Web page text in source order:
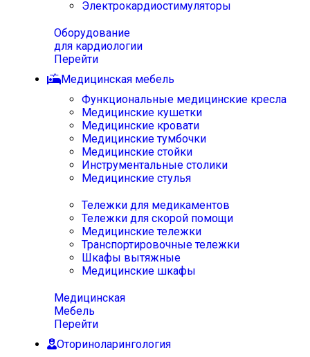
Электрокардиостимуляторы
Оборудование
для кардиологии
Перейти
Медицинская мебель
Функциональные медицинские кресла
Медицинские кушетки
Медицинские кровати
Медицинские тумбочки
Медицинские стойки
Инструментальные столики
Медицинские стулья
Тележки для медикаментов
Тележки для скорой помощи
Медицинские тележки
Транспортировочные тележки
Шкафы вытяжные
Медицинские шкафы
Медицинская
Мебель
Перейти
Оториноларингология